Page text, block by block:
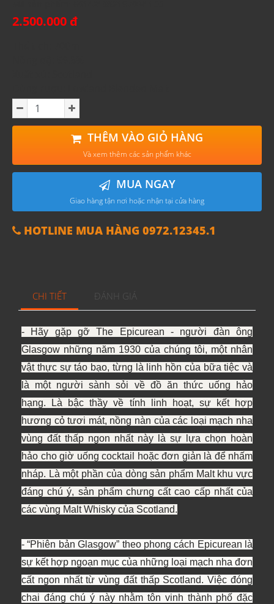
2.500.000 đ
THÊM VÀO GIỎ HÀNG
Và xem thêm các sản phẩm khác
MUA NGAY
Giao hàng tận nơi hoặc nhận tại cửa hàng
HOTLINE MUA HÀNG 0972.12345.1
CHI TIẾT ĐÁNH GIÁ
- Hãy gặp gỡ The Epicurean - người đàn ông
Glasgow những năm 1930 của chúng tôi, một nhân
vật thực sự táo bạo, từng là linh hồn của bữa tiệc và
là một người sành sỏi về đồ ăn thức uống hảo
hạng.
Là bậc thầy về tính linh hoạt, sự kết hợp
hương cỏ tươi mát, nồng nàn của các loại mạch nha
vùng đất thấp ngon nhất này là sự lựa chọn hoàn
hảo cho giờ uống cocktail hoặc đơn giản là để nhấm
nháp. Là một phần của dòng sản phẩm Malt khu vực
đáng chú ý, sản phẩm chưng cất cao cấp nhất của
các vùng Malt Whisky của Scotland.
- “Phiên bản Glasgow” theo phong cách Epicurean là
sự kết hợp ngoạn mục của những loại mạch nha đơn
cất ngon nhất từ ​​vùng đất thấp Scotland. Việc đóng
chai đáng chú ý này nhằm tôn vinh thành phố đặc